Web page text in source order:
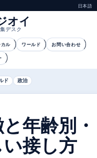
日本語
オイ
デスク
カル ワールド お問い合わせ
ド 政治
年齢別・
接し方